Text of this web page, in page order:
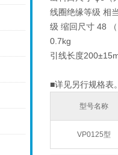
线圈绝缘等级 相
级 缩回尺寸 48
0.7kg
引线长度
■详见另行规格表
型号名称
VP0125型